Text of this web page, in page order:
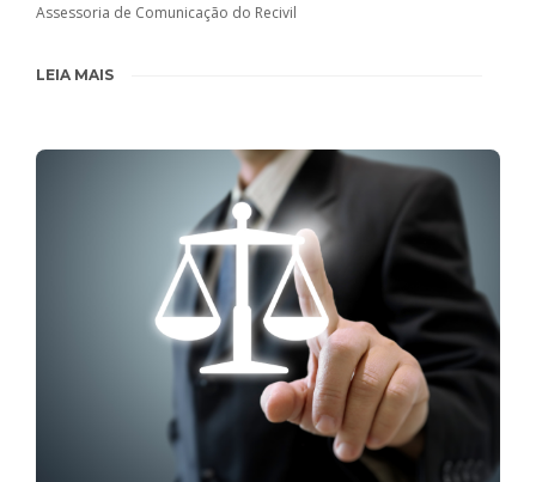
Assessoria de Comunicação do Recivil
LEIA MAIS